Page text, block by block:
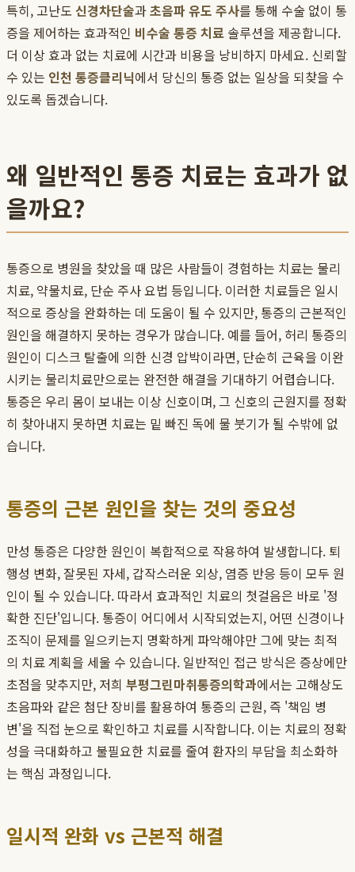
특히, 고난도 신경차단술과초음파 유도 주사를 통해 수술 없이 통
증을 제어하는 효과적인 비수술 통증 치료 솔루션을 제공합니다.
더 이상 효과 없는 치료에 시간과 비용을 낭비하지 마세요. 신뢰할
수 있는 인천 통증클리닉에서 당신의 통증 없는 일상을 되찾을 수
있도록 돕겠습니다.
왜 일반적인 통증 치료는 효과가 없
을까요?
통증으로 병원을 찾았을 때 많은 사람들이 경험하는 치료는 물리
치료, 약물치료, 단순 주사 요법 등입니다. 이러한 치료들은 일시
적으로 증상을 완화하는 데 도움이 될 수 있지만, 통증의 근본적인
원인을 해결하지 못하는 경우가 많습니다. 예를 들어, 허리 통증의
원인이 디스크 탈출에 의한 신경 압박이라면, 단순히 근육을 이완
시키는 물리치료만으로는 완전한 해결을 기대하기 어렵습니다.
통증은 우리 몸이 보내는 이상 신호이며, 그 신호의 근원지를 정확
히 찾아내지 못하면 치료는 밑 빠진 독에 물 붓기가 될 수밖에 없
습니다.
통증의 근본 원인을 찾는 것의 중요성
만성 통증은 다양한 원인이 복합적으로 작용하여 발생합니다. 퇴
행성 변화, 잘못된 자세, 갑작스러운 외상, 염증 반응 등이 모두 원
인이 될 수 있습니다. 따라서 효과적인 치료의 첫걸음은 바로 '정
확한 진단'입니다. 통증이 어디에서 시작되었는지, 어떤 신경이나
조직이 문제를 일으키는지 명확하게 파악해야만 그에 맞는 최적
의 치료 계획을 세울 수 있습니다. 일반적인 접근 방식은 증상에만
초점을 맞추지만, 저희 부평그린마취통증의학과에서는 고해상도
초음파와 같은 첨단 장비를 활용하여 통증의 근원, 즉 '책임 병
변'을 직접 눈으로 확인하고 치료를 시작합니다. 이는 치료의 정확
성을 극대화하고 불필요한 치료를 줄여 환자의 부담을 최소화하
는 핵심 과정입니다.
일시적 완화 vs 근본적 해결